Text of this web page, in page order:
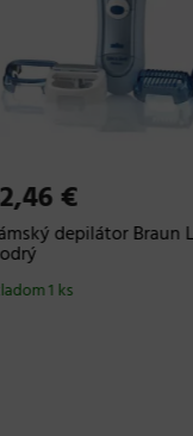
Braun LS 5160 -